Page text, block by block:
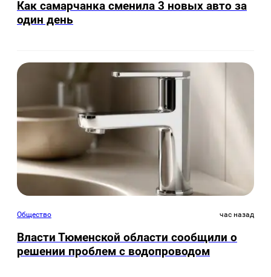
Как самарчанка сменила 3 новых авто за
один день
Общество час назад
Власти Тюменской области сообщили о
решении проблем с водопроводом